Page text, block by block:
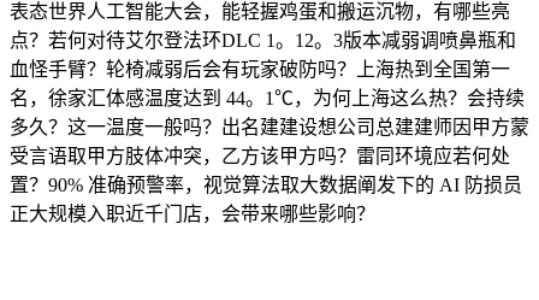
表态世界人工智能大会，能轻握鸡蛋和搬运沉物，有哪些亮
点？若何对待艾尔登法环DLC 1。12。3版本减弱调喷鼻瓶和
血怪手臂？轮椅减弱后会有玩家破防吗？上海热到全国第一
名，徐家汇体感温度达到 44。1℃，为何上海这么热？会持续
多久？这一温度一般吗？出名建建设想公司总建建师因甲方蒙
受言语取甲方肢体冲突，乙方该甲方吗？雷同环境应若何处
置？90% 准确预警率，视觉算法取大数据阐发下的 AI 防损员
正大规模入职近千门店，会带来哪些影响？